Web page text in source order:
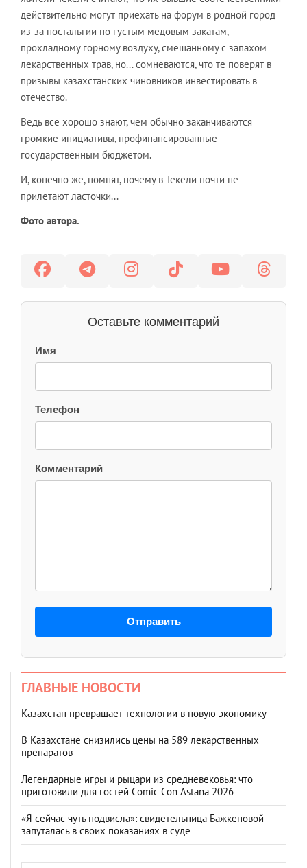
действительно могут приехать на форум в родной город
из-за ностальгии по густым медовым закатам,
прохладному горному воздуху, смешанному с запахом
лекарственных трав, но... сомневаются, что те поверят в
призывы казахстанских чиновников инвестировать в
отечество.
Ведь все хорошо знают, чем обычно заканчиваются
громкие инициативы, профинансированные
государственным бюджетом.
И, конечно же, помнят, почему в Текели почти не
прилетают ласточки...
Фото автора.
Оставьте комментарий
Имя
Телефон
Комментарий
Отправить
ГЛАВНЫЕ НОВОСТИ
Казахстан превращает технологии в новую экономику
В Казахстане снизились цены на 589 лекарственных
препаратов
Легендарные игры и рыцари из средневековья: что
приготовили для гостей Comic Con Astana 2026
«Я сейчас чуть подвисла»: свидетельница Бажкеновой
запуталась в своих показаниях в суде